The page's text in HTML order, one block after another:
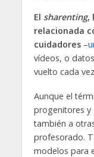
El sharenting,
relacionada
cuidadores–
vídeos, o
vuelto cada
Aunque el
progenitores y
también a
profesorado.
modelos para